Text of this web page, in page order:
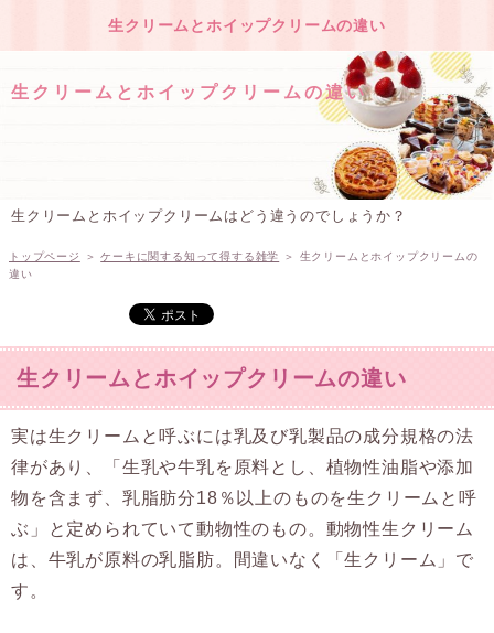
生クリームとホイップクリームの違い
生クリームとホイップクリームの違い
生クリームとホイップクリームはどう違うのでしょうか？
トップページ ＞ケーキに関する知って得する雑学 ＞ 生クリームとホイップクリームの
違い
生クリームとホイップクリームの違い
実は生クリームと呼ぶには乳及び乳製品の成分規格の法
律があり、「生乳や牛乳を原料とし、植物性油脂や添加
物を含まず、乳脂肪分18％以上のものを生クリームと呼
ぶ」と定められていて動物性のもの。動物性生クリーム
は、牛乳が原料の乳脂肪。間違いなく「生クリーム」で
す。